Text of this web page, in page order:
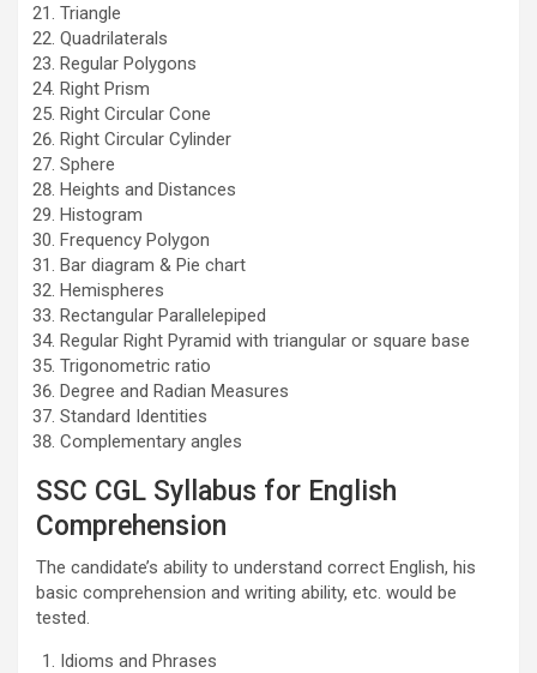
Triangle
Quadrilaterals
Regular Polygons
Right Prism
Right Circular Cone
Right Circular Cylinder
Sphere
Heights and Distances
Histogram
Frequency Polygon
Bar diagram & Pie chart
Hemispheres
Rectangular Parallelepiped
Regular Right Pyramid with triangular or square base
Trigonometric ratio
Degree and Radian Measures
Standard Identities
Complementary angles
SSC CGL Syllabus for English
Comprehension
The candidate’s ability to understand correct English, his
basic comprehension and writing ability, etc. would be
tested.
Idioms and Phrases